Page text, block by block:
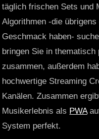
täglich frischen Sets und
Algorithmen -die
Geschmack haben-
bringen Sie in thematisch
zusammen, außerdem
hochwertige Streaming
Kanälen. Zusammen
Musikerlebnis als PWA
System perfekt.